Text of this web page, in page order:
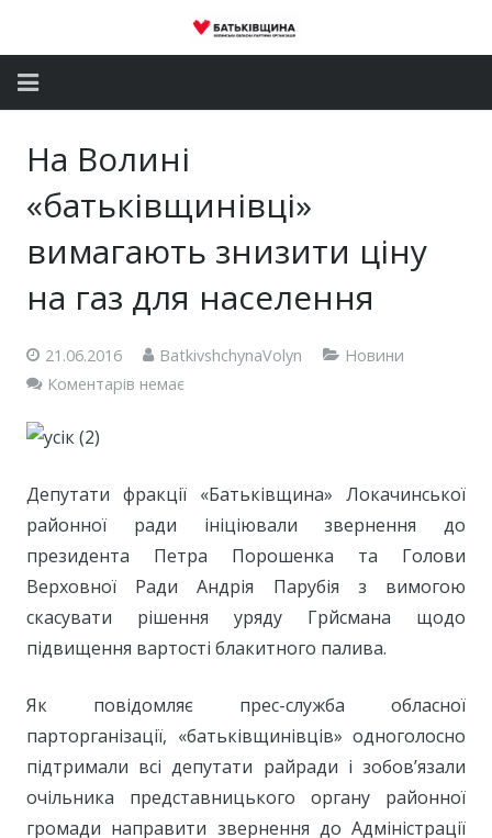
Депутатський корпус
Контакти
На Волині
«батьківщинівці»
вимагають знизити ціну
на газ для населення
21.06.2016 BatkivshchynaVolyn
Новини
Коментарів немає
Депутати фракції «Батьківщина» Локачинської
районної ради ініціювали звернення до
президента Петра Порошенка та Голови
Верховної Ради Андрія Парубія з вимогою
скасувати рішення уряду Грйсмана щодо
підвищення вартості блакитного палива.
Як повідомляє прес-служба обласної
парторганізації, «батьківщинівців» одноголосно
підтримали всі депутати райради і зобов’язали
очільника представницького органу районної
громади направити звернення до Адміністрації